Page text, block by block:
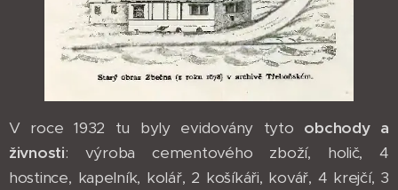
V roce 1932 tu byly evidovány tyto obchody a
živnosti: výroba cementového zboží, holič, 4
hostince, kapelník, kolář, 2 košíkáři, kovář, 4 krejčí, 3